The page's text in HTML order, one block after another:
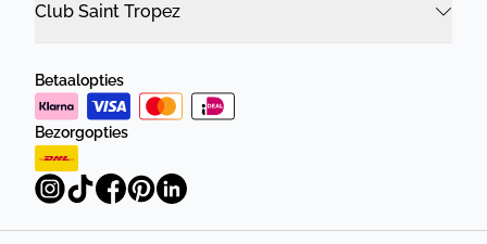
Club Saint Tropez
Betaalopties
Bezorgopties